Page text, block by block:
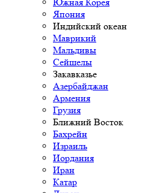
Япония
Индийский океан
Маврикий
Мальдивы
Сейшелы
Закавказье
Азербайджан
Армения
Грузия
Ближний Восток
Бахрейн
Израиль
Иордания
Иран
Катар